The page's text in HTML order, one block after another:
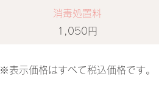
消毒処置料
1,050円
※表示価格はすべて税込価格です。